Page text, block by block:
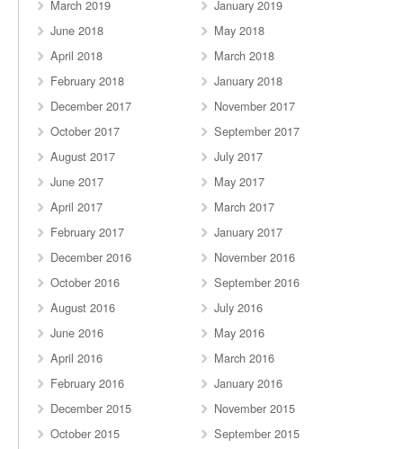
March 2019
January 2019
June 2018
May 2018
April 2018
March 2018
February 2018
January 2018
December 2017
November 2017
October 2017
September 2017
August 2017
July 2017
June 2017
May 2017
April 2017
March 2017
February 2017
January 2017
December 2016
November 2016
October 2016
September 2016
August 2016
July 2016
June 2016
May 2016
April 2016
March 2016
February 2016
January 2016
December 2015
November 2015
October 2015
September 2015